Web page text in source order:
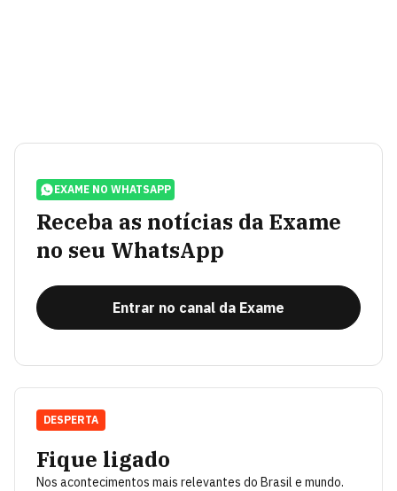
EXAME NO WHATSAPP
Receba as notícias da Exame
no seu WhatsApp
Entrar no canal da Exame
Fique ligado
Nos acontecimentos mais relevantes do Brasil e mundo.
DESPERTA